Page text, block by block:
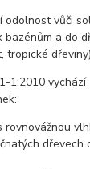
odolnost vůči
a do
tropické
1:2010 vychází
dřevech